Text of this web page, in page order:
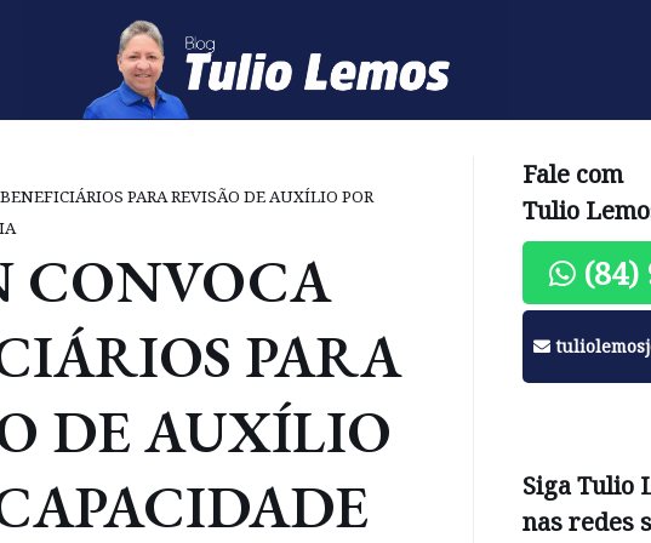
PARA REVISÃO DE AUXÍLIO POR
CONVOCA
PARA
DE AUXÍLIO
Fale com
Tulio
(84)
Siga Tulio
nas redes